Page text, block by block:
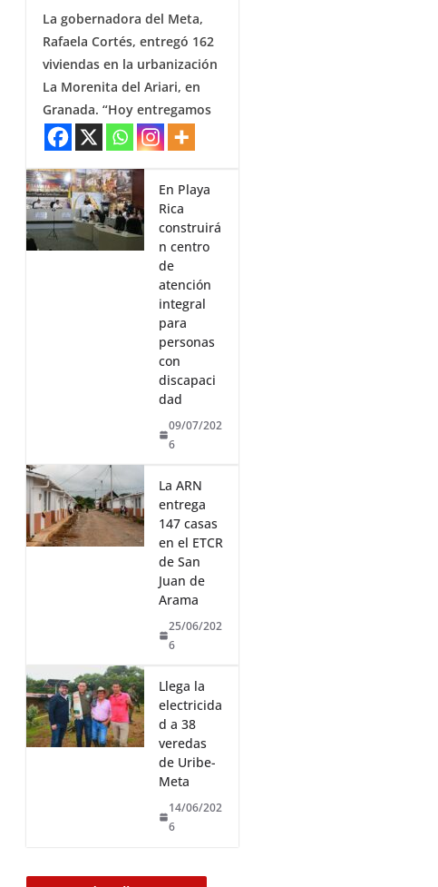
La gobernadora del Meta,
Rafaela Cortés, entregó 162
viviendas en la urbanización
La Morenita del Ariari, en
Granada. “Hoy entregamos
En Playa
Rica
construirá
n centro
de
atención
integral
para
personas
con
discapaci
dad
09/07/202
6
La ARN
entrega
147 casas
en el ETCR
de San
Juan de
Arama
25/06/202
6
Llega la
electricida
d a 38
veredas
de Uribe-
Meta
14/06/202
6